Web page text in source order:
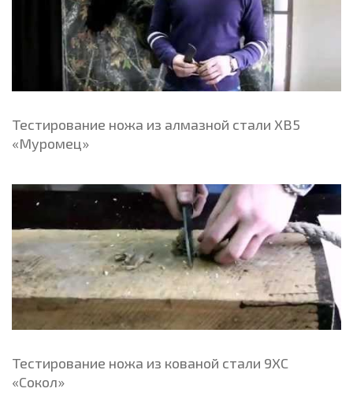
Тестирование ножа из алмазной стали ХВ5
«Муромец»
Тестирование ножа из кованой стали 9ХС
«Сокол»